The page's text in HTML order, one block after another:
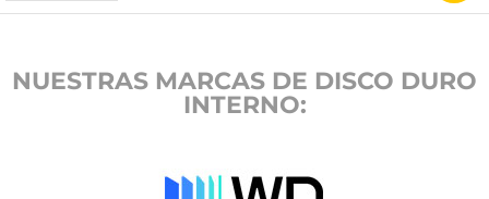
NUESTRAS MARCAS DE DISCO DURO
INTERNO: